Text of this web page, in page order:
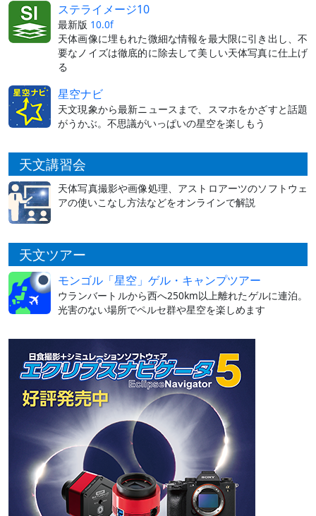
ステライメージ10
最新版 10.0f
天体画像に埋もれた微細な情報を最大限に引き出し、不
要なノイズは徹底的に除去して美しい天体写真に仕上げ
る
星空ナビ
天文現象から最新ニュースまで、スマホをかざすと話題
がうかぶ。不思議がいっぱいの星空を楽しもう
天文講習会
天体写真撮影や画像処理、アストロアーツのソフトウェ
アの使いこなし方法などをオンラインで解説
天文ツアー
モンゴル「星空」ゲル・キャンプツアー
ウランバートルから西へ250km以上離れたゲルに連泊。
光害のない場所でペルセ群や星空を楽しめます